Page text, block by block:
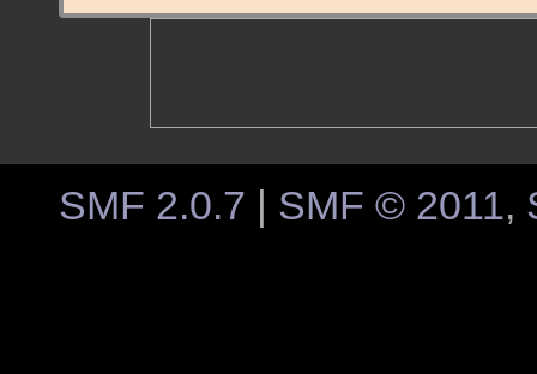
SMF 2.0.7 SMF © 2011,